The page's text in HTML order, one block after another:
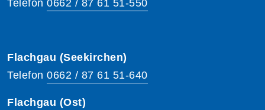
Telefon 0662 / 87 61 51-550
Flachgau (Seekirchen)
Telefon 0662 / 87 61 51-640
Flachgau (Ost)